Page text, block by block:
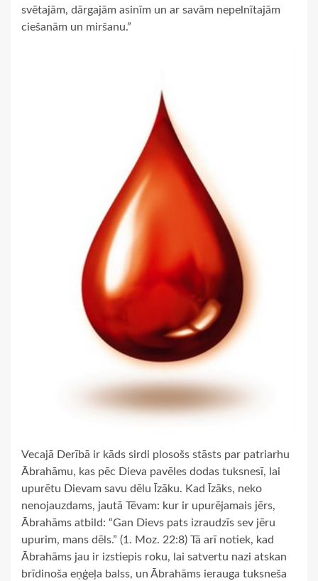
svētajām, dārgajām asinīm un ar savām nepelnītajām
ciešanām un miršanu.”
Vecajā Derībā ir kāds sirdi plosošs stāsts par patriarhu
Ābrahāmu, kas pēc Dieva pavēles dodas tuksnesī, lai
upurētu Dievam savu dēlu Īzāku. Kad Īzāks, neko
nenojauzdams, jautā Tēvam: kur ir upurējamais jērs,
Ābrahāms atbild: “Gan Dievs pats izraudzīs sev jēru
upurim, mans dēls.” (1. Moz. 22:8) Tā arī notiek, kad
Ābrahāms jau ir izstiepis roku, lai satvertu nazi atskan
brīdinoša eņģeļa balss, un Ābrahāms ierauga tuksneša